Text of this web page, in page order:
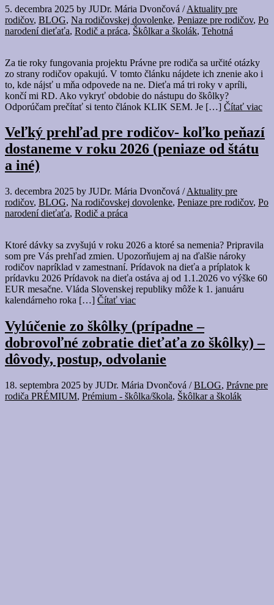
5. decembra 2025 by JUDr. Mária Dvončová /Aktuality pre
rodičov, BLOG, Na rodičovskej dovolenke, Peniaze pre rodičov, Po
narodení dieťaťa, Rodič a práca, Škôlkar a školák, Tehotná
Za tie roky fungovania projektu Právne pre rodiča sa určité otázky
zo strany rodičov opakujú. V tomto článku nájdete ich znenie ako i
to, kde nájsť u mňa odpovede na ne. Dieťa má tri roky v apríli,
končí mi RD. Ako vykryť obdobie do nástupu do škôlky?
Odporúčam prečítať si tento článok KLIK SEM. Je […] Čítať viac
Veľký prehľad pre rodičov- koľko peňazí
dostaneme v roku 2026 (peniaze od štátu
a iné)
3. decembra 2025 by JUDr. Mária Dvončová /Aktuality pre
rodičov, BLOG, Na rodičovskej dovolenke, Peniaze pre rodičov, Po
narodení dieťaťa, Rodič a práca
Ktoré dávky sa zvyšujú v roku 2026 a ktoré sa nemenia? Pripravila
som pre Vás prehľad zmien. Upozorňujem aj na ďalšie nároky
rodičov napríklad v zamestnaní. Prídavok na dieťa a príplatok k
prídavku 2026 Prídavok na dieťa ostáva aj od 1.1.2026 vo výške 60
EUR mesačne. Vláda Slovenskej republiky môže k 1. januáru
kalendárneho roka […] Čítať viac
Vylúčenie zo škôlky (prípadne –
dobrovoľné zobratie dieťaťa zo škôlky) –
dôvody, postup, odvolanie
18. septembra 2025 by JUDr. Mária Dvončová /BLOG, Právne pre
rodiča PRÉMIUM, Prémium - škôlka/škola, Škôlkar a školák